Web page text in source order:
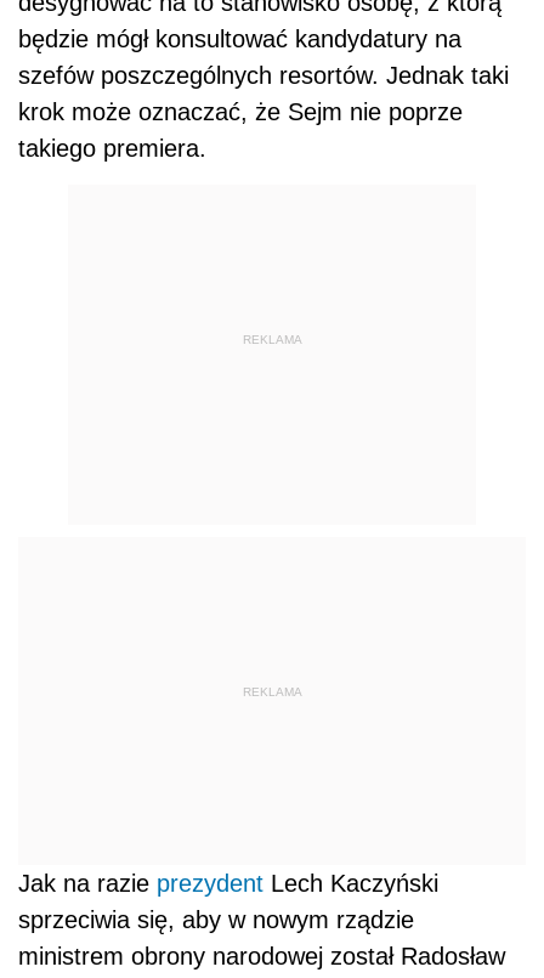
będzie mógł konsultować kandydatury na
szefów poszczególnych resortów. Jednak taki
krok może oznaczać, że Sejm nie poprze
takiego premiera.
REKLAMA
REKLAMA
Jak na razie prezydent Lech Kaczyński
sprzeciwia się, aby w nowym rządzie
ministrem obrony narodowej został Radosław